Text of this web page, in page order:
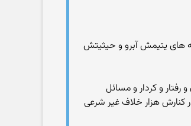
های یتیمش آبرو و حیثیتش
و کردار و مسائل
کنارش هزار خلاف غیر شرعی